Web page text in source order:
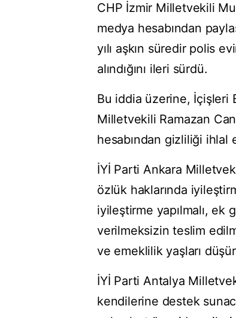
CHP İzmir Milletvekili
medya hesabından
yılı aşkın süredir polis
alındığını ileri sürdü.
Bu iddia üzerine, İçişleri
Milletvekili Ramazan
hesabından gizliliği ihlal
İYİ Parti Ankara
özlük haklarında
iyileştirme yapılmalı, ek
verilmeksizin teslim
ve emeklilik yaşları
İYİ Parti Antalya
kendilerine destek